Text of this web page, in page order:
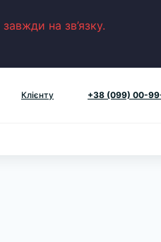
на зв’язку.
Клієнту +38 (099) 00-